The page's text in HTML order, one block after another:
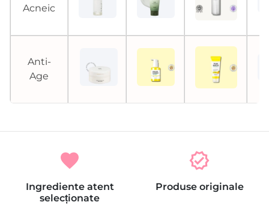
Acneic
Anti-
Age
favorite
Ingrediente atent
selecționate
verified
Produse originale